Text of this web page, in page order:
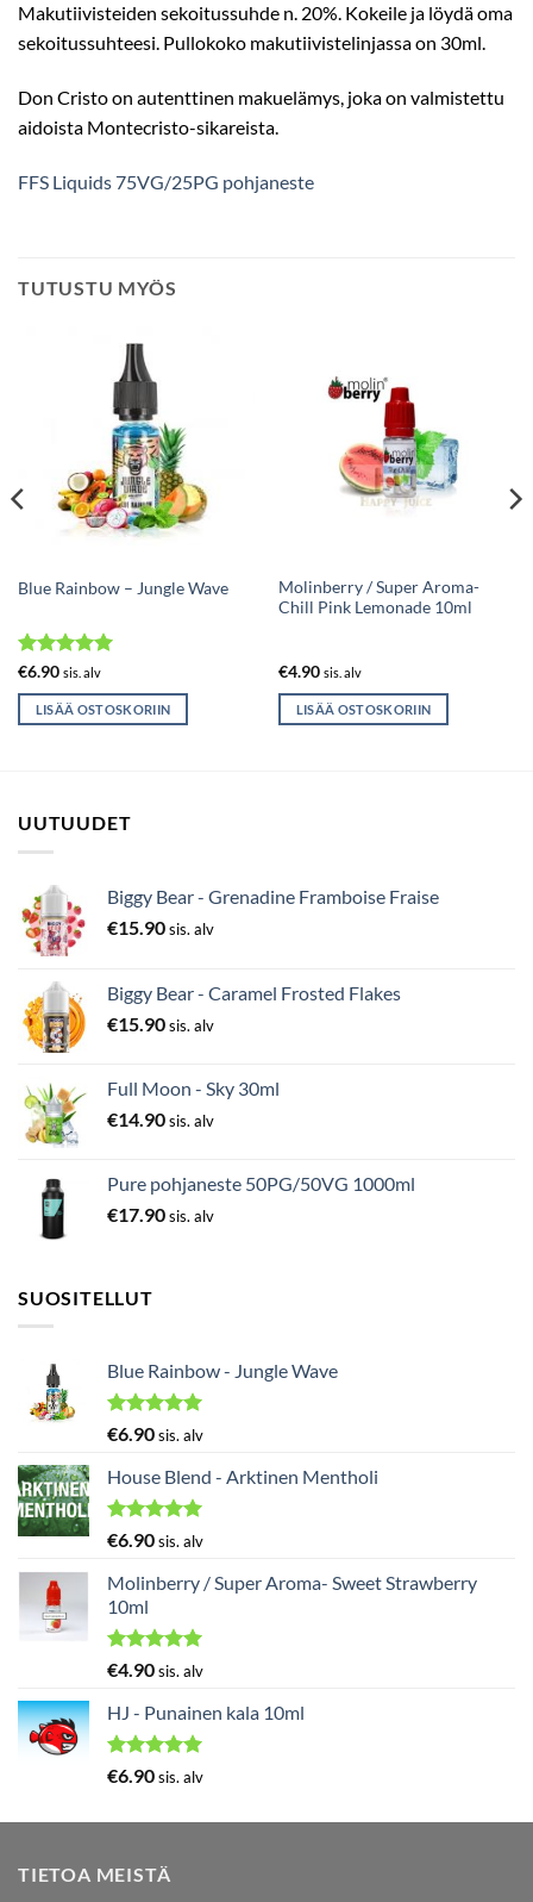
Makutiivisteiden sekoitussuhde n. 20%. Kokeile ja löydä oma
sekoitussuhteesi. Pullokoko makutiivistelinjassa on 30ml.
Don Cristo on autenttinen makuelämys, joka on valmistettu
aidoista Montecristo-sikareista.
FFS Liquids 75VG/25PG pohjaneste
TUTUSTU MYÖS
Blue Rainbow – Jungle Wave
Arvostelu
tuotteesta:5
/ 5
€6.90 sis. alv
LISÄÄ OSTOSKORIIN
Molinberry / Super Aroma-
Chill Pink Lemonade 10ml
€4.90 sis. alv
LISÄÄ OSTOSKORIIN
UUTUUDET
Biggy Bear - Grenadine Framboise Fraise
€15.90sis. alv
Biggy Bear - Caramel Frosted Flakes
€15.90sis. alv
Full Moon - Sky 30ml
€14.90sis. alv
Pure pohjaneste 50PG/50VG 1000ml
€17.90sis. alv
SUOSITELLUT
Blue Rainbow - Jungle Wave
Arvostelu
5.00
/ 5
€6.90sis. alv
House Blend - Arktinen Mentholi
Arvostelu
5.00/ 5
€6.90sis. alv
Molinberry / Super Aroma- Sweet Strawberry
10ml
Arvostelu
5.00
/ 5
€4.90sis. alv
HJ - Punainen kala 10ml
Arvostelu
€6.90sis. alv
TIETOA MEISTÄ